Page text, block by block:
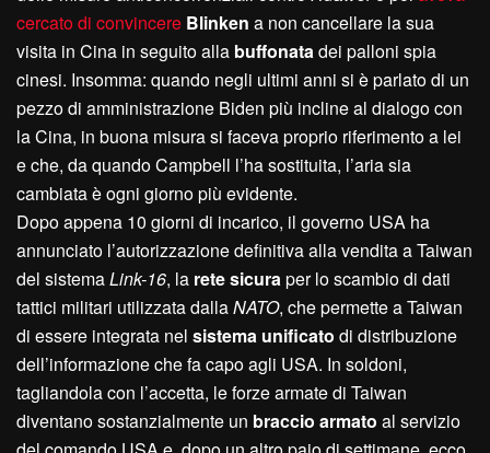
cercato di convincere Blinken a non cancellare la sua
visita in Cina in seguito alla buffonatadei palloni spia
cinesi. Insomma: quando negli ultimi anni si è parlato di un
pezzo di amministrazione Biden più incline al dialogo con
la Cina, in buona misura si faceva proprio riferimento a lei
e che, da quando Campbell l’ha sostituita, l’aria sia
cambiata è ogni giorno più evidente.
Dopo appena 10 giorni di incarico, il governo USA ha
annunciato l’autorizzazione definitiva alla vendita a Taiwan
del sistemaLink-16, la rete sicuraper lo scambio di dati
tattici militari utilizzata dallaNATO, che permette a Taiwan
di essere integrata nel sistema unificato di distribuzione
dell’informazione che fa capo agli USA. In soldoni,
tagliandola con l’accetta, le forze armate di Taiwan
diventano sostanzialmente un braccio armato al servizio